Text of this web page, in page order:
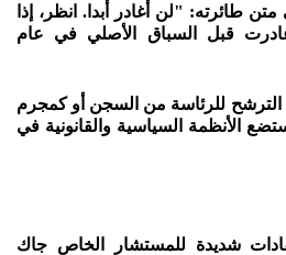
طائرته: "لن أغادر أبدا. انظر، إذا
قبل السباق الأصلي في عام
الترشح للرئاسة من السجن أو كمجرم
الأنظمة السياسية والقانونية في
شديدة للمستشار الخاص جاك